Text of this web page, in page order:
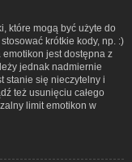
które mogą być użyte do
krótkie kody, np. :)
emotikon jest dostępna z
jednak nadmiernie
stanie się nieczytelny i
też usunięciu całego
limit emotikon w